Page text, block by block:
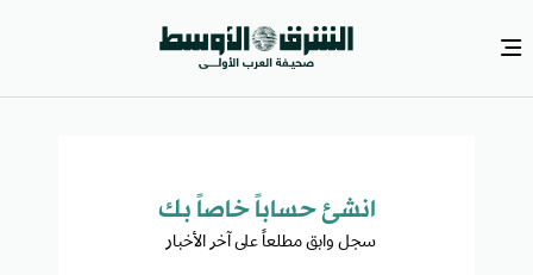
انشئ حساباً خاصاً بك​
سجل وابق مطلعاً على آخر الأخبار ​